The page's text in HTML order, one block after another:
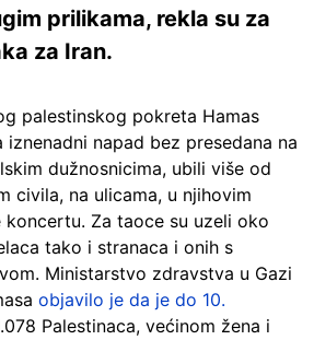
prilikama, rekla su za
za Iran.
palestinskog pokreta Hamas
iznenadni napad bez presedana na
dužnosnicima, ubili više od
civila, na ulicama, u njihovim
Za taoce su uzeli oko
tako i stranaca i onih s
Ministarstvo zdravstva u Gazi
objavilo je da je do 10.
Palestinaca, većinom žena i